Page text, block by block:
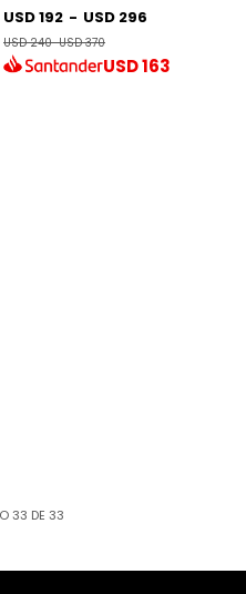
USD 192 - USD 296
USD 240-USD 370
USD163
33 DE 33